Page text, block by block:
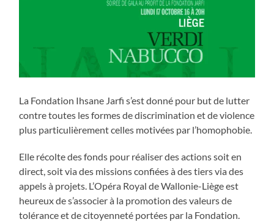
La Fondation Ihsane Jarfi s’est donné pour but de lutter
contre toutes les formes de discrimination et de violence
plus particulièrement celles motivées par l’homophobie.
Elle récolte des fonds pour réaliser des actions soit en
direct, soit via des missions confiées à des tiers via des
appels à projets. L’Opéra Royal de Wallonie-Liège est
heureux de s’associer à la promotion des valeurs de
tolérance et de citoyenneté portées par la Fondation.